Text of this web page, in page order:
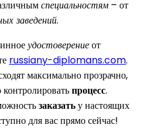
специальностям – от
заведений.
удостоверениеот
russiany-diplomans.com.
максимально прозрачно,
процесс.
заказатьу настоящих
для вас прямо сейчас!